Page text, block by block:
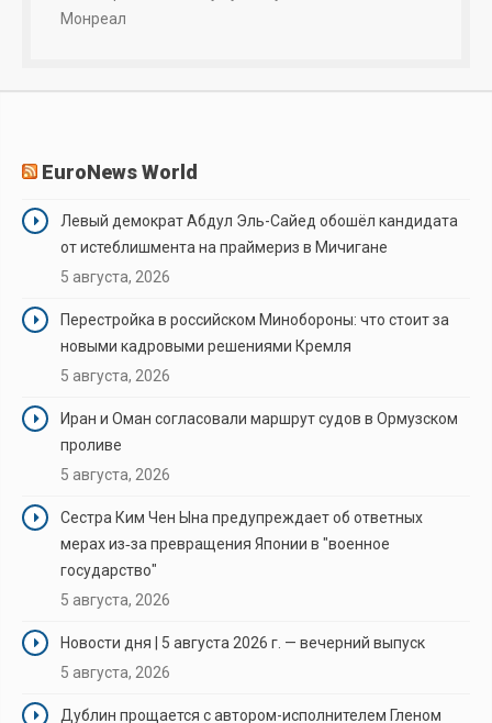
Монреал
EuroNews World
Левый демократ Абдул Эль-Сайед обошёл кандидата
от истеблишмента на праймериз в Мичигане
5 августа, 2026
Перестройка в российском Минобороны: что стоит за
новыми кадровыми решениями Кремля
5 августа, 2026
Иран и Оман согласовали маршрут судов в Ормузском
проливе
5 августа, 2026
Сестра Ким Чен Ына предупреждает об ответных
мерах из‑за превращения Японии в "военное
государство"
5 августа, 2026
Новости дня | 5 августа 2026 г. — вечерний выпуск
5 августа, 2026
Дублин прощается с автором-исполнителем Гленом